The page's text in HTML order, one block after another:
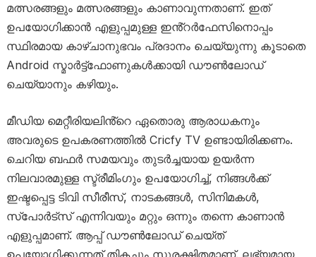
മത്സരങ്ങളും മത്സരങ്ങളും കാണാവുന്നതാണ്. ഇത്
ഉപയോഗിക്കാൻ എളുപ്പമുള്ള ഇൻ്റർഫേസിനൊപ്പം
സ്ഥിരമായ കാഴ്ചാനുഭവം പ്രദാനം ചെയ്യുന്നു കൂടാതെ
Android സ്മാർട്ട്‌ഫോണുകൾക്കായി ഡൗൺലോഡ്
ചെയ്യാനും കഴിയും.
മീഡിയ മെറ്റീരിയലിൻ്റെ ഏതൊരു ആരാധകനും
അവരുടെ ഉപകരണത്തിൽ Cricfy TV ഉണ്ടായിരിക്കണം.
ചെറിയ ബഫർ സമയവും തുടർച്ചയായ ഉയർന്ന
നിലവാരമുള്ള സ്ട്രീമിംഗും ഉപയോഗിച്ച്, നിങ്ങൾക്ക്
ഇഷ്ടപ്പെട്ട ടിവി സീരീസ്, നാടകങ്ങൾ, സിനിമകൾ,
സ്‌പോർട്‌സ് എന്നിവയും മറ്റും ഒന്നും തന്നെ കാണാൻ
എളുപ്പമാണ്. ആപ്പ് ഡൗൺലോഡ് ചെയ്ത്
ഉപയോഗിക്കുന്നത് തികച്ചും സുരക്ഷിതമാണ്. ലഭ്യമായ